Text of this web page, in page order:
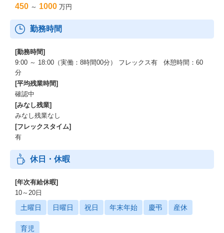
450 ～ 1000 万円
勤務時間
[勤務時間]
9:00 ～ 18:00（実働：8時間00分） フレックス有 休憩時間：60
分
[平均残業時間]
確認中
[みなし残業]
みなし残業なし
[フレックスタイム]
有
休日・休暇
[年次有給休暇]
10～20日
土曜日 日曜日 祝日 年末年始 慶弔 産休
育児